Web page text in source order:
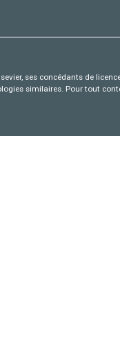
ses concédants de
similaires. Pour tout